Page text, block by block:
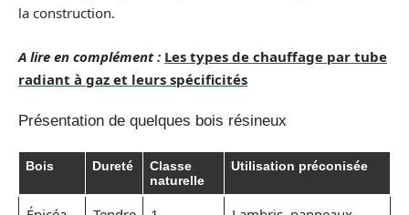
la construction.
A lire en complément : Les types de chauffage par tube
radiant à gaz et leurs spécificités
Présentation de quelques bois résineux
Bois Dureté
Classe
naturelle
Utilisation préconisée